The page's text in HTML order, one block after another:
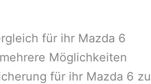
für ihr Mazda 6
Möglichkeiten
für ihr Mazda 6 zu